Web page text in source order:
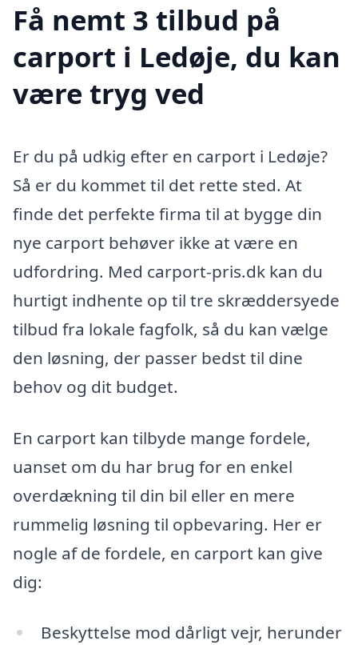
Få nemt 3 tilbud på
carport i Ledøje, du kan
være tryg ved
Er du på udkig efter en carport i Ledøje?
Så er du kommet til det rette sted. At
finde det perfekte firma til at bygge din
nye carport behøver ikke at være en
udfordring. Med carport-pris.dk kan du
hurtigt indhente op til tre skræddersyede
tilbud fra lokale fagfolk, så du kan vælge
den løsning, der passer bedst til dine
behov og dit budget.
En carport kan tilbyde mange fordele,
uanset om du har brug for en enkel
overdækning til din bil eller en mere
rummelig løsning til opbevaring. Her er
nogle af de fordele, en carport kan give
dig:
Beskyttelse mod dårligt vejr, herunder